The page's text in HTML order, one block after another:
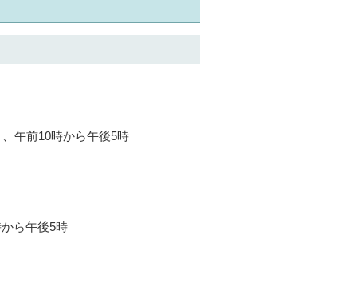
午前10時から午後5時
ら午後5時